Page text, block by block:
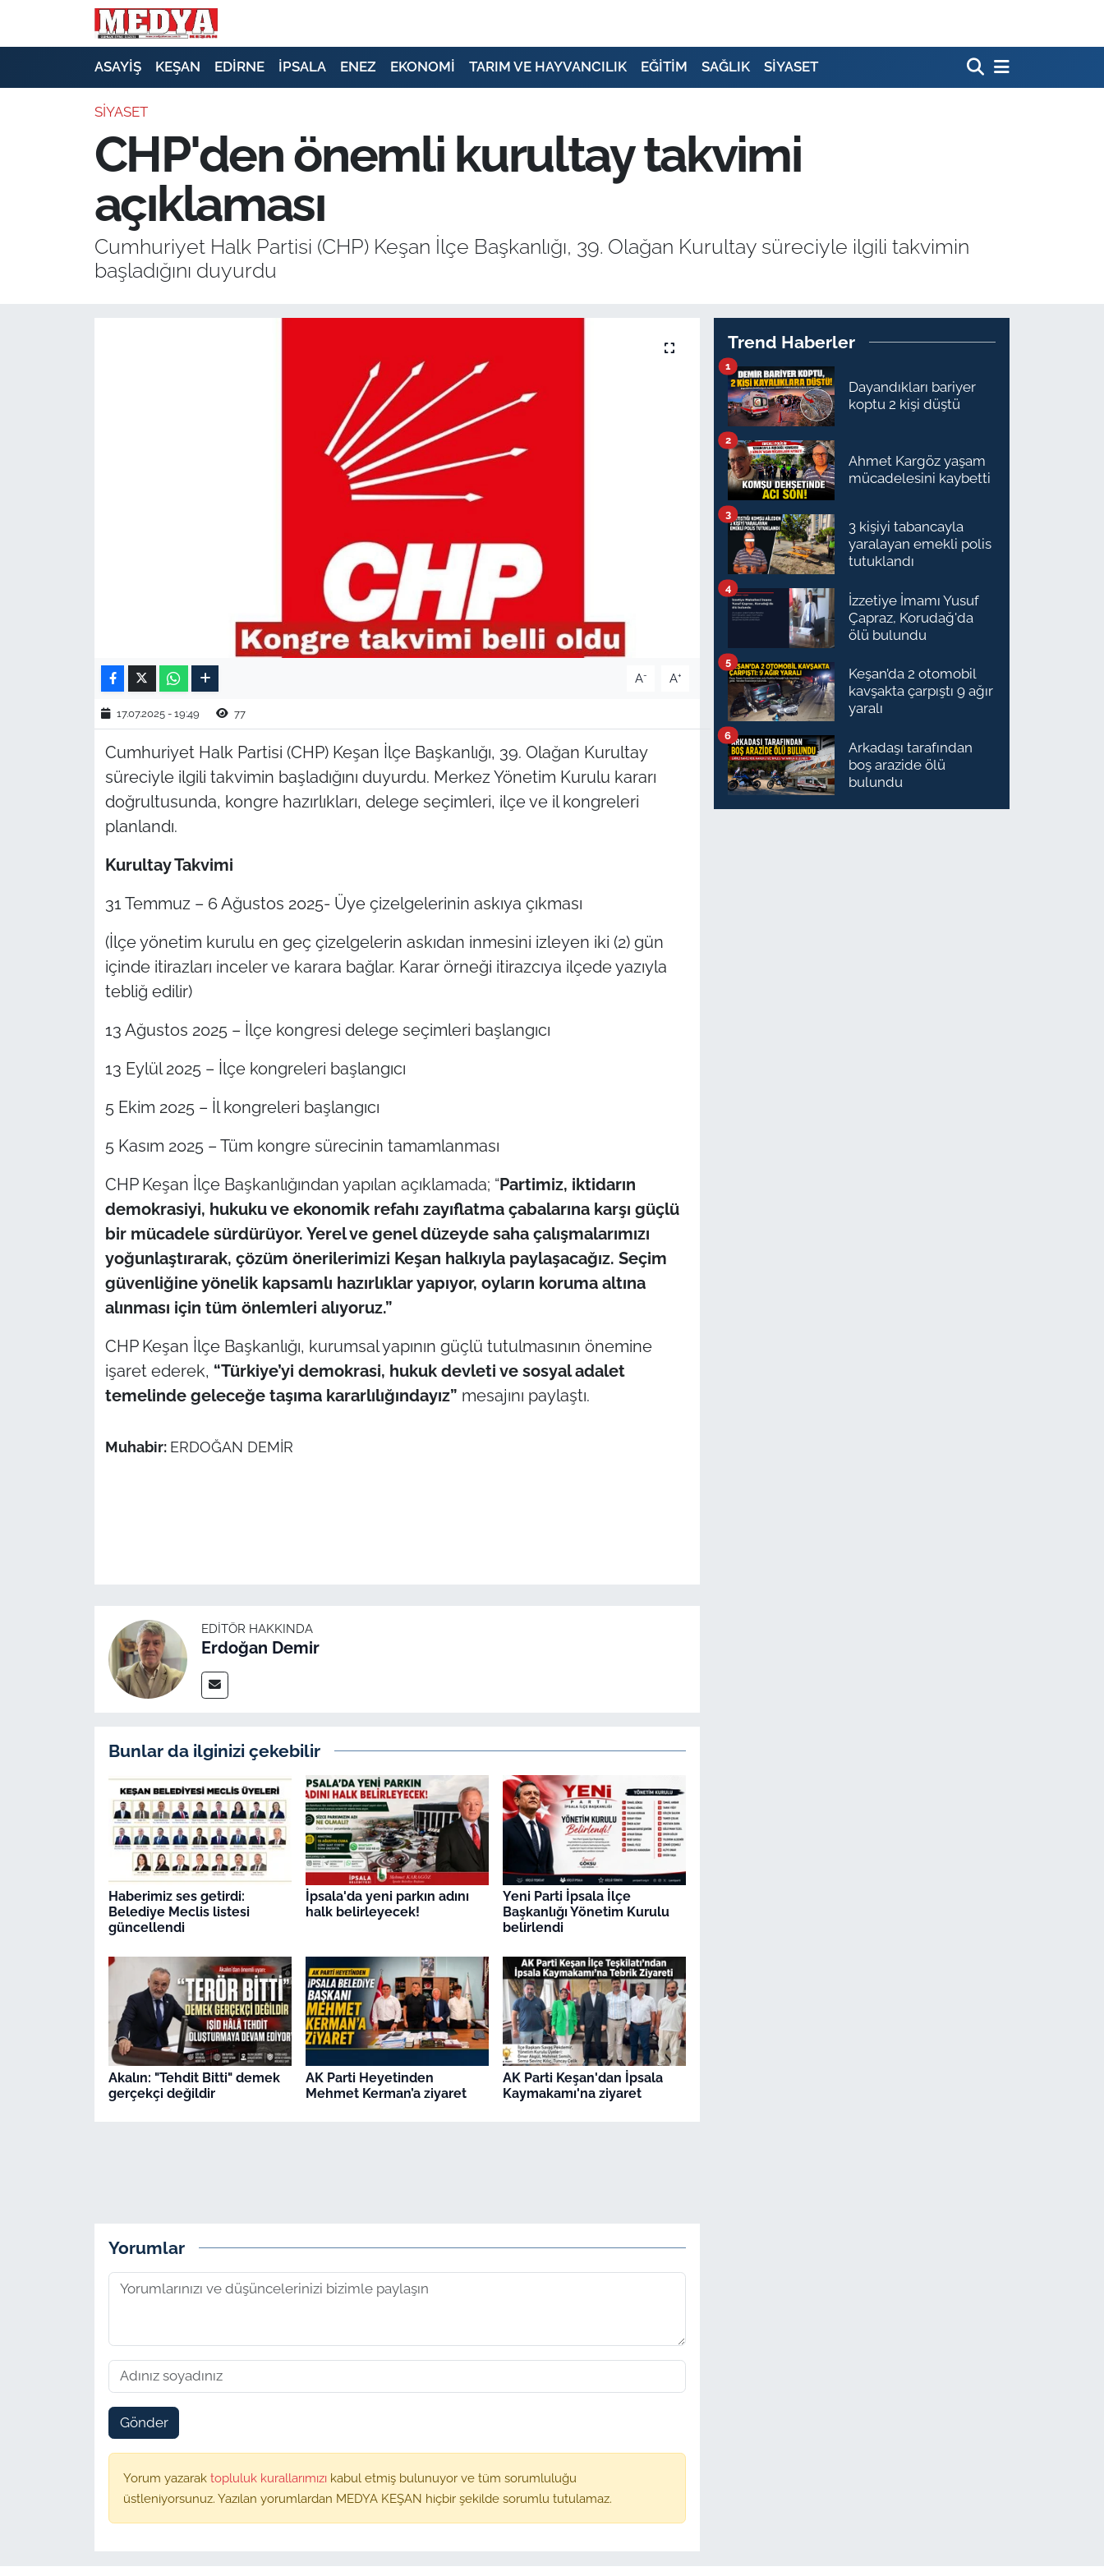
ASAYİŞ KEŞAN EDİRNE İPSALA ENEZ EKONOMİ TARIM VE HAYVANCILIK EĞİTİM SAĞLIK SİYASET
SİYASET
CHP'den önemli kurultay takvimi
açıklaması
Cumhuriyet Halk Partisi (CHP) Keşan İlçe Başkanlığı, 39. Olağan Kurultay süreciyle ilgili takvimin
başladığını duyurdu
A- A+
17.07.2025 - 19:49 77
Cumhuriyet Halk Partisi (CHP) Keşan İlçe Başkanlığı, 39. Olağan Kurultay
süreciyle ilgili takvimin başladığını duyurdu. Merkez Yönetim Kurulu kararı
doğrultusunda, kongre hazırlıkları, delege seçimleri, ilçe ve il kongreleri
planlandı.
Kurultay Takvimi
31 Temmuz – 6 Ağustos 2025- Üye çizelgelerinin askıya çıkması
(İlçe yönetim kurulu en geç çizelgelerin askıdan inmesini izleyen iki (2) gün
içinde itirazları inceler ve karara bağlar. Karar örneği itirazcıya ilçede yazıyla
tebliğ edilir)
13 Ağustos 2025 – İlçe kongresi delege seçimleri başlangıcı
13 Eylül 2025 – İlçe kongreleri başlangıcı
5 Ekim 2025 – İl kongreleri başlangıcı
5 Kasım 2025 – Tüm kongre sürecinin tamamlanması
CHP Keşan İlçe Başkanlığından yapılan açıklamada; “Partimiz, iktidarın
demokrasiyi, hukuku ve ekonomik refahı zayıflatma çabalarına karşı güçlü
bir mücadele sürdürüyor. Yerel ve genel düzeyde saha çalışmalarımızı
yoğunlaştırarak, çözüm önerilerimizi Keşan halkıyla paylaşacağız. Seçim
güvenliğine yönelik kapsamlı hazırlıklar yapıyor, oyların koruma altına
alınması için tüm önlemleri alıyoruz.”
CHP Keşan İlçe Başkanlığı, kurumsal yapının güçlü tutulmasının önemine
işaret ederek, “Türkiye’yi demokrasi, hukuk devleti ve sosyal adalet
temelinde geleceğe taşıma kararlılığındayız” mesajını paylaştı.
Muhabir: ERDOĞAN DEMİR
EDITÖR HAKKINDA
Erdoğan Demir
Bunlar da ilginizi çekebilir
Haberimiz ses getirdi:
Belediye Meclis listesi
güncellendi
İpsala'da yeni parkın adını
halk belirleyecek!
Yeni Parti İpsala İlçe
Başkanlığı Yönetim Kurulu
belirlendi
Akalın: "Tehdit Bitti" demek
gerçekçi değildir
AK Parti Heyetinden
Mehmet Kerman’a ziyaret
AK Parti Keşan'dan İpsala
Kaymakamı'na ziyaret
Yorumlar
Gönder
Yorum yazarak topluluk kurallarımızı kabul etmiş bulunuyor ve tüm sorumluluğu
üstleniyorsunuz. Yazılan yorumlardan MEDYA KEŞAN hiçbir şekilde sorumlu tutulamaz.
Trend Haberler
Dayandıkları bariyer
koptu 2 kişi düştü
1
Ahmet Kargöz yaşam
mücadelesini kaybetti
2
3 kişiyi tabancayla
yaralayan emekli polis
tutuklandı
3
İzzetiye İmamı Yusuf
Çapraz, Korudağ'da
ölü bulundu
4
Keşan’da 2 otomobil
kavşakta çarpıştı 9 ağır
yaralı
5
Arkadaşı tarafından
boş arazide ölü
bulundu
6
E-GAZETE
EKONOMİ
KIRKLARELİ
ÇANAKKALE
TÜRKİYE
Flaş Haber
Dış Haberler
İş Dünyası
Bilim Teknoloji
English News
Canlı Maç
Gündem-Eğitim